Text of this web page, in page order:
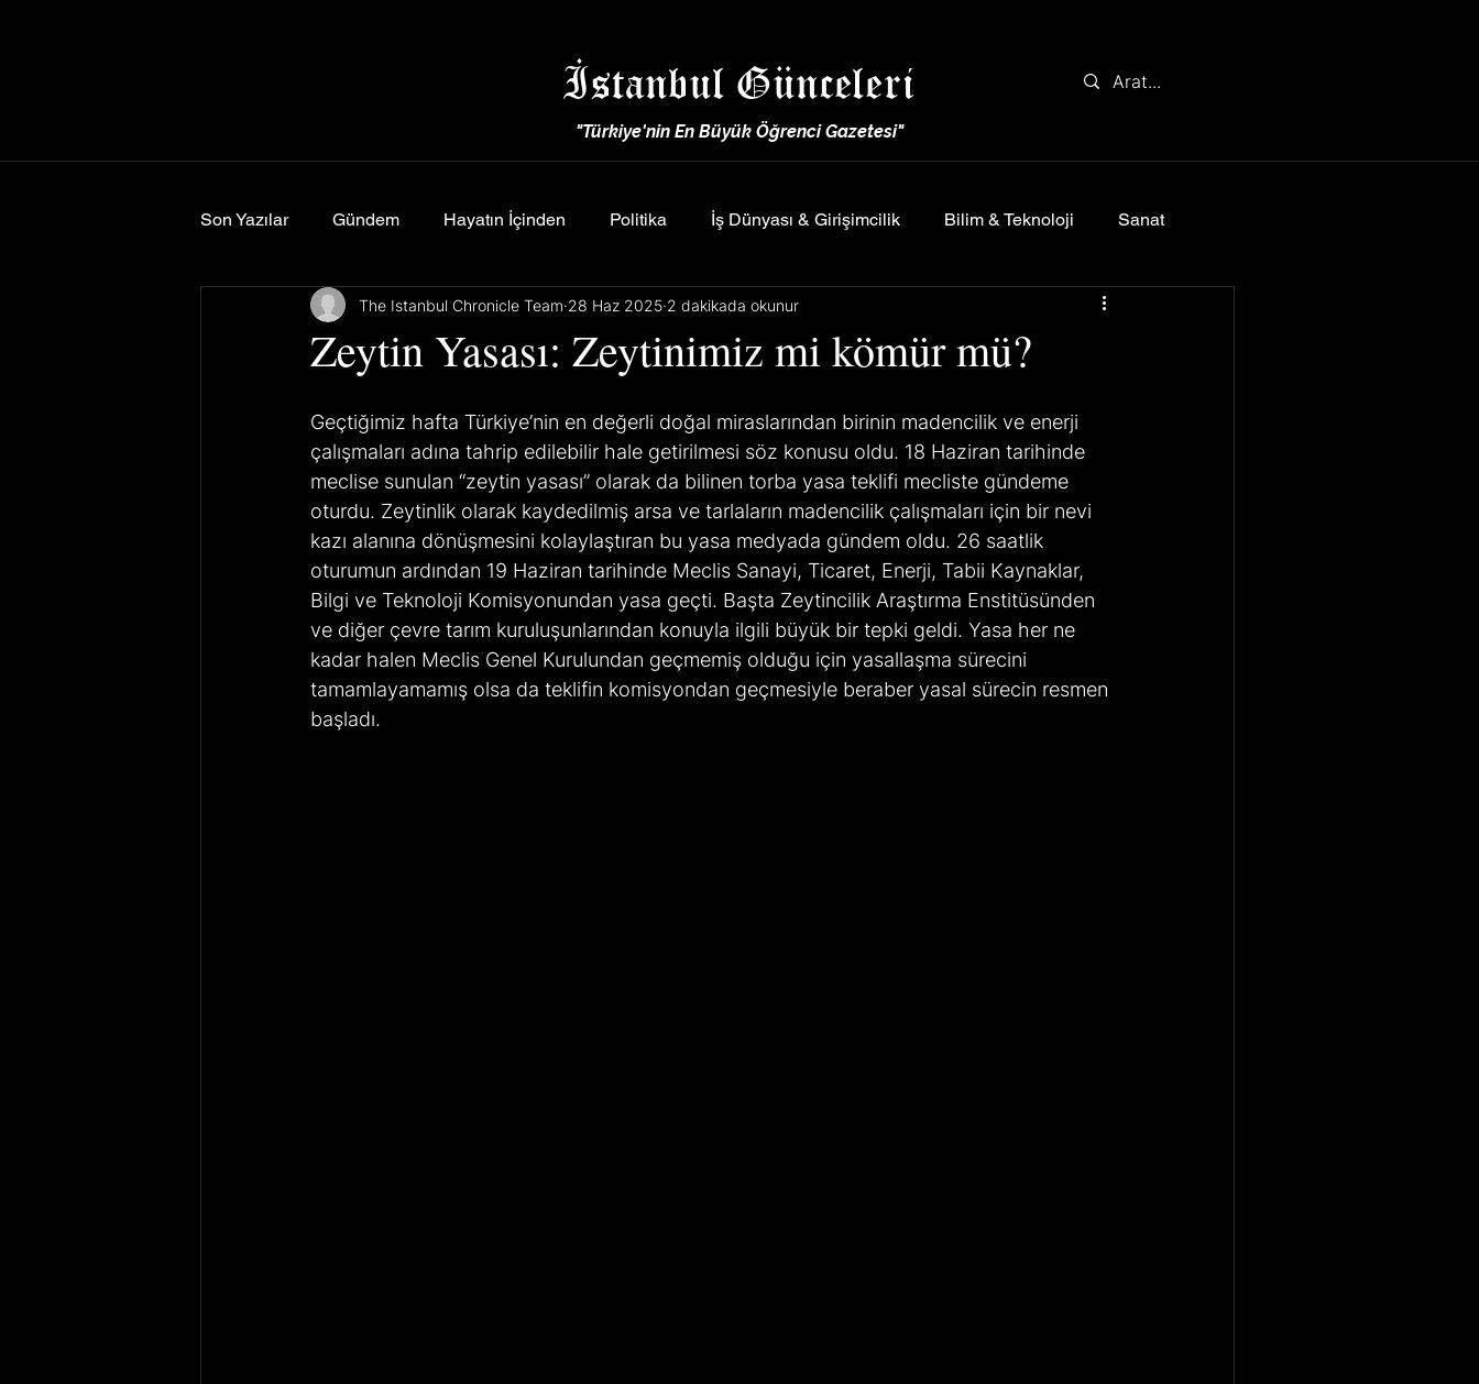
İstanbul Günceleri
"Türkiye'nin En Büyük Öğrenci Gazetesi"
Son Yazılar Gündem Hayatın İçinden Politika İş Dünyası & Girişimcilik Bilim & Teknoloji Sanat
Yemek & Seyahat
Zeytin Yasası: Zeytinimiz mi kömür mü?
The Istanbul Chronicle Team 28 Haz 2025 2 dakikada okunur
Geçtiğimiz hafta Türkiye’nin en değerli doğal miraslarından birinin madencilik ve enerji
çalışmaları adına tahrip edilebilir hale getirilmesi söz konusu oldu. 18 Haziran tarihinde
meclise sunulan “zeytin yasası” olarak da bilinen torba yasa teklifi mecliste gündeme
oturdu. Zeytinlik olarak kaydedilmiş arsa ve tarlaların madencilik çalışmaları için bir nevi
kazı alanına dönüşmesini kolaylaştıran bu yasa medyada gündem oldu. 26 saatlik
oturumun ardından 19 Haziran tarihinde Meclis Sanayi, Ticaret, Enerji, Tabii Kaynaklar,
Bilgi ve Teknoloji Komisyonundan yasa geçti. Başta Zeytincilik Araştırma Enstitüsünden
ve diğer çevre tarım kuruluşunlarından konuyla ilgili büyük bir tepki geldi. Yasa her ne
kadar halen Meclis Genel Kurulundan geçmemiş olduğu için yasallaşma sürecini
tamamlayamamış olsa da teklifin komisyondan geçmesiyle beraber yasal sürecin resmen
başladı.